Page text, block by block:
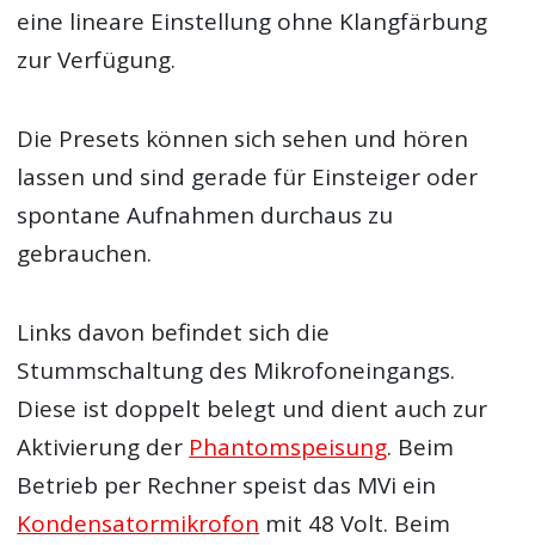
eine lineare Einstellung ohne Klangfärbung
zur Verfügung.
Die Presets können sich sehen und hören
lassen und sind gerade für Einsteiger oder
spontane Aufnahmen durchaus zu
gebrauchen.
Links davon befindet sich die
Stummschaltung des Mikrofoneingangs.
Diese ist doppelt belegt und dient auch zur
Aktivierung der Phantomspeisung. Beim
Betrieb per Rechner speist das MVi ein
Kondensatormikrofon mit 48 Volt. Beim